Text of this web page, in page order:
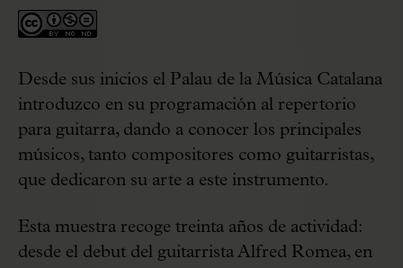
Desde sus inicios el Palau de la Música Catalana
introduzco en su programación al repertorio
para guitarra, dando a conocer los principales
músicos, tanto compositores como guitarristas,
que dedicaron su arte a este instrumento.
Esta muestra recoge treinta años de actividad:
desde el debut del guitarrista Alfred Romea, en